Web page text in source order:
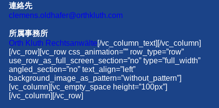
連絡先
clemens.oldhafer@orthkluth.com
所属事務所
Orth Kluth Rechtsanwälte[/vc_column_text][/vc_column]
[/vc_row][vc_row css_animation=”” row_type=”row”
use_row_as_full_screen_section=”no” type=”full_width”
angled_section=”no” text_align=”left”
background_image_as_pattern=”without_pattern”]
[vc_column][vc_empty_space height=”100px”]
[/vc_column][/vc_row]